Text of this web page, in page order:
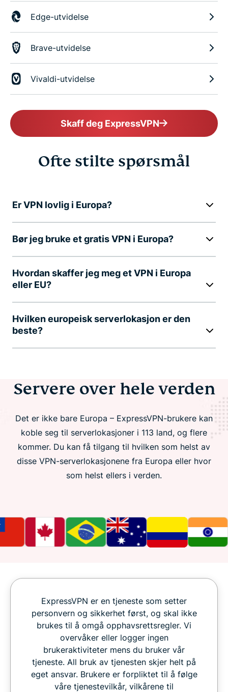
Edge-utvidelse
Brave-utvidelse
Vivaldi-utvidelse
Skaff deg ExpressVPN
Ofte stilte spørsmål
Er VPN lovlig i Europa?
Bør jeg bruke et gratis VPN i Europa?
Hvordan skaffer jeg meg et VPN i Europa
eller EU?
Hvilken europeisk serverlokasjon er den
beste?
Servere over hele verden
Det er ikke bare Europa – ExpressVPN-brukere kan
koble seg til serverlokasjoner i 113 land, og flere
kommer. Du kan få tilgang til hvilken som helst av
disse VPN-serverlokasjonene fra Europa eller hvor
som helst ellers i verden.
ExpressVPN er en tjeneste som setter
personvern og sikkerhet først, og skal ikke
brukes til å omgå opphavsrettsregler. Vi
overvåker eller logger ingen
brukeraktiviteter mens du bruker vår
tjeneste. All bruk av tjenesten skjer helt på
eget ansvar. Brukere er forpliktet til å følge
våre tjenestevilkår, vilkårene til